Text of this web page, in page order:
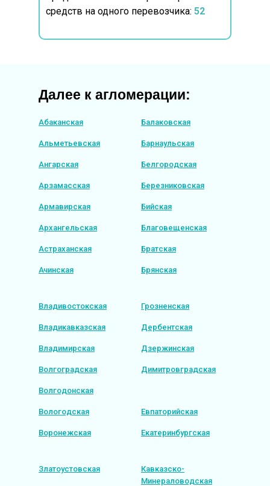
средств на одного перевозчика: 52
Альметьевская
Ангарская
Арзамасская
Армавирская
Архангельская
Абаканская
Ачинская
Балаковская
Барнаульская
Белгородская
Березниковская
Астраханская
Бийская
Благовещенская
Братская
Брянская
Владивостокская
Владикавказская
Владимирская
Волгоградская
Волгодонская
Вологодская
Воронежская
Грозненская
Дербентская
Дзержинская
Димитровградская
Евпаторийская
Екатеринбургская
Златоустовская
Кавказско-
Минераловодская
Далее к агломерации: